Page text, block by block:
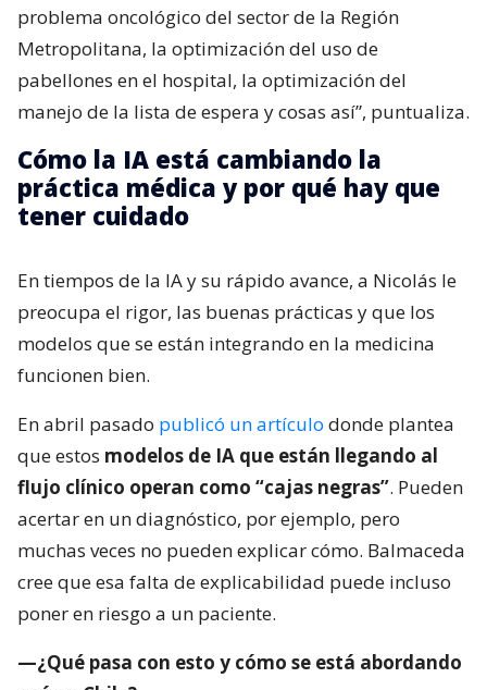
problema oncológico del sector de la Región
Metropolitana, la optimización del uso de
pabellones en el hospital, la optimización del
manejo de la lista de espera y cosas así”, puntualiza.
Cómo la IA está cambiando la
práctica médica y por qué hay que
tener cuidado
En tiempos de la IA y su rápido avance, a Nicolás le
preocupa el rigor, las buenas prácticas y que los
modelos que se están integrando en la medicina
funcionen bien.
En abril pasado publicó un artículo donde plantea
que estos modelos de IA que están llegando al
flujo clínico operan como “cajas negras”. Pueden
acertar en un diagnóstico, por ejemplo, pero
muchas veces no pueden explicar cómo. Balmaceda
cree que esa falta de explicabilidad puede incluso
poner en riesgo a un paciente.
—¿Qué pasa con esto y cómo se está abordando